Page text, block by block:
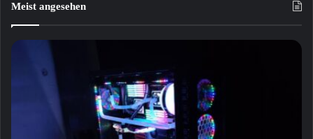
Meist angesehen